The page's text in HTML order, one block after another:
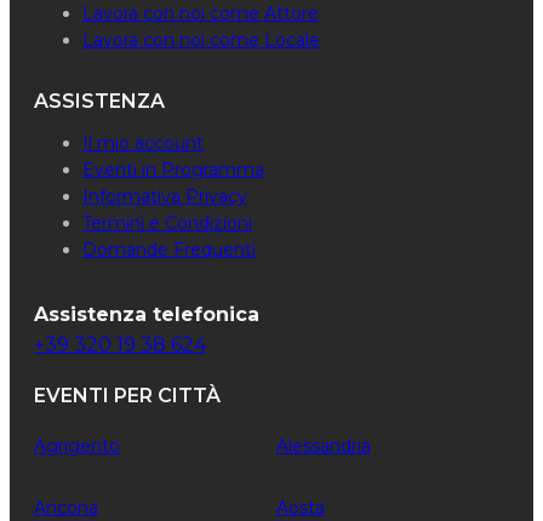
Lavora con noi come Attore
Lavora con noi come Locale
ASSISTENZA
Il mio account
Eventi in Programma
Informativa Privacy
Termini e Condizioni
Domande Frequenti
Assistenza telefonica
+39 320 19 38 624
EVENTI PER CITTÀ
Agrigento Alessandria
Ancona Aosta